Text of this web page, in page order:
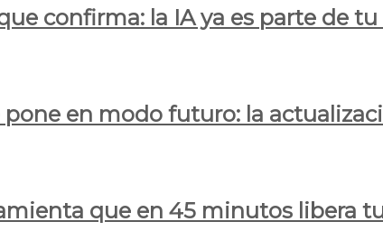
confirma: la IA ya es parte de
pone en modo futuro: la
que en 45 minutos libera